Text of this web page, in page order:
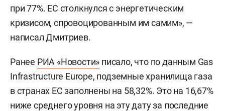
при 77%. ЕС столкнулся с энергетическим
кризисом, спровоцированным им самим», —
написал Дмитриев.
Ранее РИА «Новости» писало, что по данным Gas
Infrastructure Europe, подземные хранилища газа
в странах ЕС заполнены на 58,32%. Это на 16,67%
ниже среднего уровня на эту дату за последние